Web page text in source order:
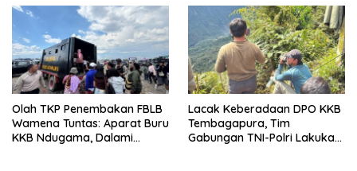
Olah TKP Penembakan FBLB
Wamena Tuntas: Aparat Buru
KKB Ndugama, Dalami
Lacak Keberadaan DPO KKB
Tembagapura, Tim
Gabungan TNI-Polri Lakukan